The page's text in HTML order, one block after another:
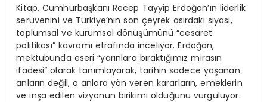
Kitap, Cumhurbaşkanı Recep Tayyip Erdoğan’ın liderlik
serüvenini ve Türkiye’nin son çeyrek asırdaki siyasi,
toplumsal ve kurumsal dönüşümünü “cesaret
politikası” kavramı etrafında inceliyor. Erdoğan,
mektubunda eseri “yarınlara bıraktığımız mirasın
ifadesi” olarak tanımlayarak, tarihin sadece yaşanan
anların değil, o anlara yön veren kararların, emeklerin
ve inşa edilen vizyonun birikimi olduğunu vurguluyor.